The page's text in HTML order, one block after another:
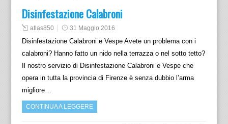
Disinfestazione Calabroni
atlas850 31 Maggio 2016
Disinfestazione Calabroni e Vespe Avete un problema con i
calabroni? Hanno fatto un nido nella terrazza o nel sotto tetto?
Il nostro servizio di Disinfestazione Calabroni e Vespe che
opera in tutta la provincia di Firenze è senza dubbio l’arma
migliore…
CONTINUA A LEGGERE